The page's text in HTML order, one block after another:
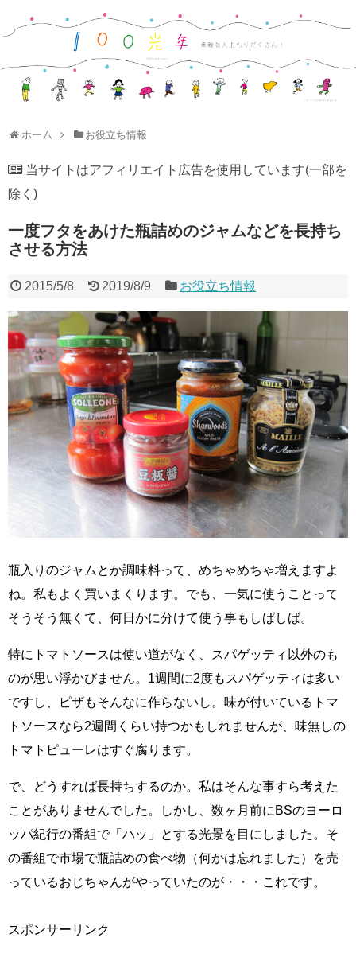
ホーム お役立ち情報
当サイトはアフィリエイト広告を使用しています(一部を
除く)
一度フタをあけた瓶詰めのジャムなどを長持ち
させる方法
2015/5/8 2019/8/9 お役立ち情報
瓶入りのジャムとか調味料って、めちゃめちゃ増えますよ
ね。私もよく買いまくります。でも、一気に使うことって
そうそう無くて、何日かに分けて使う事もしばしば。
特にトマトソースは使い道がなく、スパゲッティ以外のも
のが思い浮かびません。1週間に2度もスパゲッティは多い
ですし、ピザもそんなに作らないし。味が付いているトマ
トソースなら2週間くらい持つかもしれませんが、味無しの
トマトピューレはすぐ腐ります。
で、どうすれば長持ちするのか。私はそんな事すら考えた
ことがありませんでした。しかし、数ヶ月前にBSのヨーロ
ッパ紀行の番組で「ハッ」とする光景を目にしました。そ
の番組で市場で瓶詰めの食べ物（何かは忘れました）を売
っているおじちゃんがやっていたのが・・・これです。
スポンサーリンク